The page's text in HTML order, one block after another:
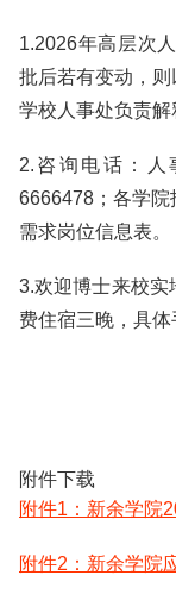
1.2026年高层次
批后若有变动，
学校人事处负责解
2.咨询电话：人
6666478；各学
需求岗位信息表。
3.欢迎博士来校实
费住宿三晚，具体
附件下载
附件1：新余学院
附件2：新余学院